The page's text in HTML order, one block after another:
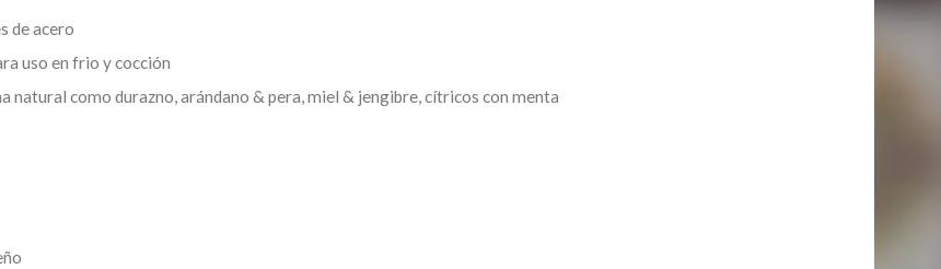
de acero
uso en frio y cocción
natural como durazno, arándano & pera, miel & jengibre, cítricos con menta